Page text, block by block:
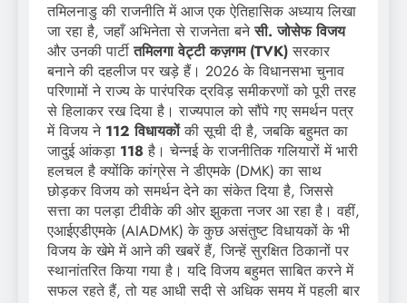
तमिलनाडु की राजनीति में आज एक ऐतिहासिक अध्याय लिखा
जा रहा है, जहाँ अभिनेता से राजनेता बनेसी. जोसेफ विजय
और उनकी पार्टीतमिलगा वेट्टी कज़गम (TVK)सरकार
बनाने की दहलीज पर खड़े हैं। 2026 के विधानसभा चुनाव
परिणामों ने राज्य के पारंपरिक द्रविड़ समीकरणों को पूरी तरह
से हिलाकर रख दिया है। राज्यपाल को सौंपे गए समर्थन पत्र
में विजय ने 112 विधायकोंकी सूची दी है, जबकि बहुमत का
जादुई आंकड़ा 118है। चेन्नई के राजनीतिक गलियारों में भारी
हलचल है क्योंकि कांग्रेस ने डीएमके (DMK) का साथ
छोड़कर विजय को समर्थन देने का संकेत दिया है, जिससे
सत्ता का पलड़ा टीवीके की ओर झुकता नजर आ रहा है। वहीं,
एआईएडीएमके (AIADMK) के कुछ असंतुष्ट विधायकों के भी
विजय के खेमे में आने की खबरें हैं, जिन्हें सुरक्षित ठिकानों पर
स्थानांतरित किया गया है। यदि विजय बहुमत साबित करने में
सफल रहते हैं, तो यह आधी सदी से अधिक समय में पहली बार